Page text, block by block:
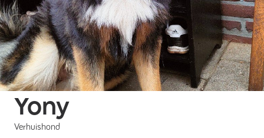
Yony
Verhuishond